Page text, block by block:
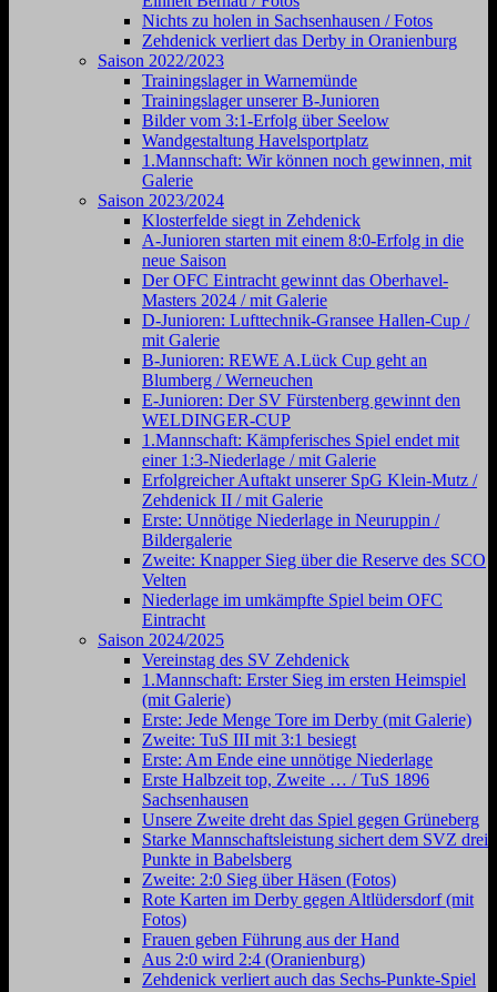
Nichts zu holen in Sachsenhausen / Fotos
Zehdenick verliert das Derby in Oranienburg
Saison 2022/2023
Trainingslager in Warnemünde
Trainingslager unserer B-Junioren
Bilder vom 3:1-Erfolg über Seelow
Wandgestaltung Havelsportplatz
1.Mannschaft: Wir können noch gewinnen, mit
Galerie
Saison 2023/2024
Klosterfelde siegt in Zehdenick
A-Junioren starten mit einem 8:0-Erfolg in die
neue Saison
Der OFC Eintracht gewinnt das Oberhavel-
Masters 2024 / mit Galerie
D-Junioren: Lufttechnik-Gransee Hallen-Cup /
mit Galerie
B-Junioren: REWE A.Lück Cup geht an
Blumberg / Werneuchen
E-Junioren: Der SV Fürstenberg gewinnt den
WELDINGER-CUP
1.Mannschaft: Kämpferisches Spiel endet mit
einer 1:3-Niederlage / mit Galerie
Erfolgreicher Auftakt unserer SpG Klein-Mutz /
Zehdenick II / mit Galerie
Erste: Unnötige Niederlage in Neuruppin /
Bildergalerie
Zweite: Knapper Sieg über die Reserve des SCO
Velten
Niederlage im umkämpfte Spiel beim OFC
Eintracht
Saison 2024/2025
Vereinstag des SV Zehdenick
1.Mannschaft: Erster Sieg im ersten Heimspiel
(mit Galerie)
Erste: Jede Menge Tore im Derby (mit Galerie)
Zweite: TuS III mit 3:1 besiegt
Erste: Am Ende eine unnötige Niederlage
Erste Halbzeit top, Zweite … / TuS 1896
Sachsenhausen
Unsere Zweite dreht das Spiel gegen Grüneberg
Starke Mannschaftsleistung sichert dem SVZ drei
Punkte in Babelsberg
Zweite: 2:0 Sieg über Häsen (Fotos)
Rote Karten im Derby gegen Altlüdersdorf (mit
Fotos)
Frauen geben Führung aus der Hand
Aus 2:0 wird 2:4 (Oranienburg)
Zehdenick verliert auch das Sechs-Punkte-Spiel